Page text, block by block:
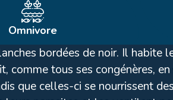
Omnivore
bordées de noir. Il habite
tous ses congénères,
que celles-ci se nourrissent